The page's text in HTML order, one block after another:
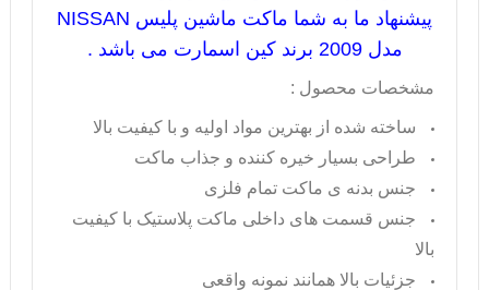
پیشنهاد ما به شما ماکت ماشین پلیس NISSAN
مدل2009 برند کین اسمارت می باشد .
مشخصات محصول :
ساخته شده از بهترین مواد اولیه و با کیفیت بالا
طراحی بسیار خیره کننده و جذاب ماکت
جنس بدنه ی ماکت تمام فلزی
جنس قسمت های داخلی ماکت پلاستیک با کیفیت
بالا
جزئیات بالا همانند نمونه واقعی